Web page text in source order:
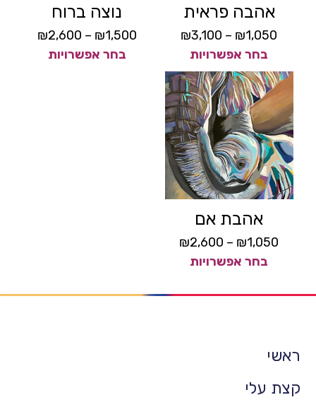
אהבה פראית
₪1,050
–
₪3,100
בחר אפשרויות
נוצה ברוח
₪1,500
–
₪2,600
בחר אפשרויות
אהבת אם
₪1,050
–
₪2,600
בחר אפשרויות
ראשי
קצת עלי